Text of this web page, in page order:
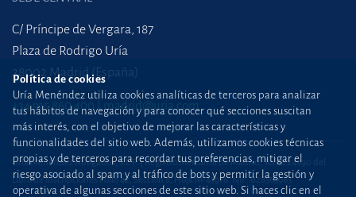
C/ Príncipe de Vergara, 187
Plaza de Rodrigo Uría
28002 Madrid (España)
+34 915 860 400 madrid@uria.com
Uría Menéndez Abogados, S.L.P. | Registro Mercantil de Madrid, Tomo 24490 del
Libro de Inscripciones Folio 42, Sección 8, Hoja M-43976. NIF: B28563963
Política de cookies
Uría Menéndez utiliza cookies analíticas de terceros para analizar
tus hábitos de navegación y para conocer qué secciones suscitan
más interés, con el objetivo de mejorar las características y
funcionalidades del sitio web. Además, utilizamos cookies técnicas
propias y de terceros para recordar tus preferencias, mitigar el
riesgo asociado al spam y al tráfico de bots y permitir la gestión y
operativa de algunas secciones de este sitio web. Si haces clic en el